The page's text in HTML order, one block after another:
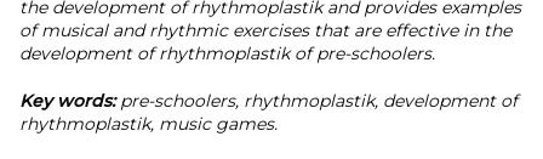
the development of rhythmoplastik and provides examples
of musical and rhythmic exercises that are effective in the
development of rhythmoplastik of pre-schoolers.
Key words:pre-schoolers, rhythmoplastik, development of
rhythmoplastik, music games.